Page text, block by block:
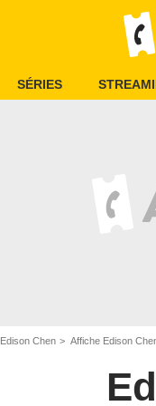
SÉRIES
Edison Chen Affiche Edison